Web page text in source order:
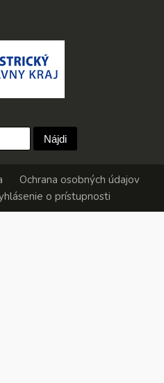
Ochrana osobných údajov
o prístupnosti